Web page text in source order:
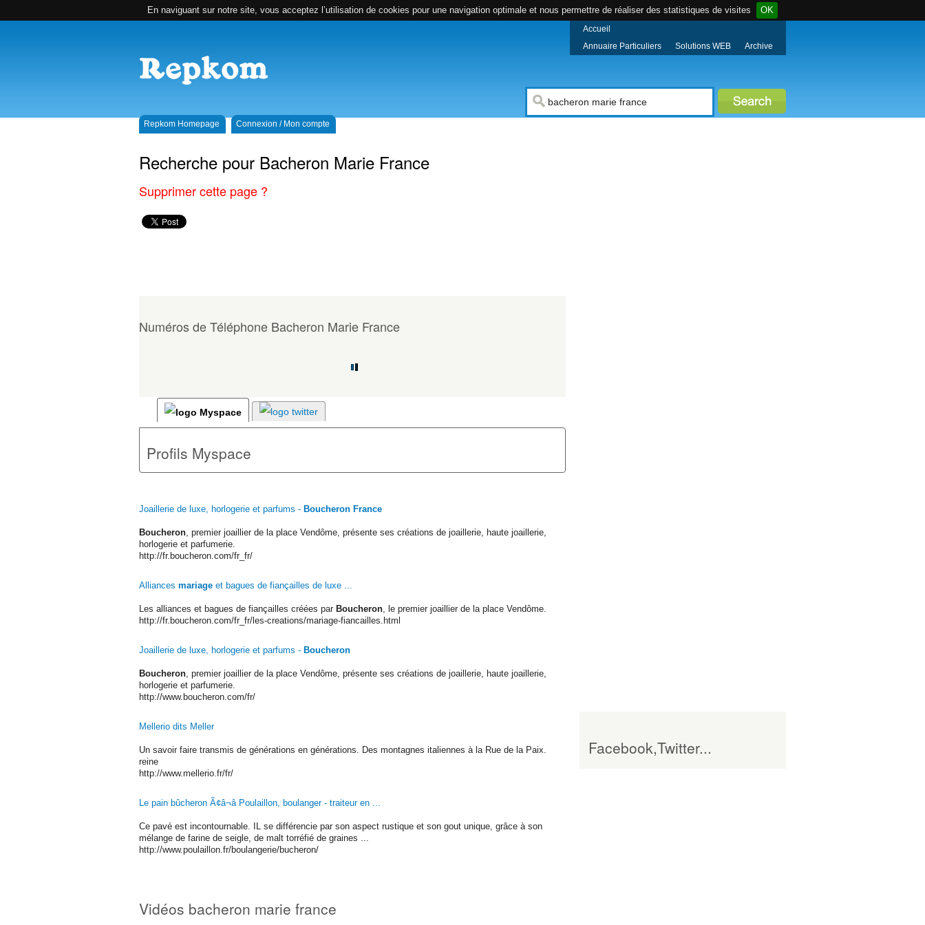
En naviguant sur notre site, vous acceptez l’utilisation de cookies pour une navigation optimale et nous permettre de réaliser des statistiques de visites OK
Accueil
Annuaire Particuliers
Solutions WEB Archive
Repkom Homepage Connexion / Mon compte
Recherche pour Bacheron Marie France
Supprimer cette page ?
Numéros de Téléphone Bacheron Marie France
Profils Myspace
Joaillerie de luxe, horlogerie et parfums - Boucheron France
Boucheron , premier joaillier de la place Vendôme, présente ses créations de joaillerie, haute joaillerie,
horlogerie et parfumerie.
http://fr.boucheron.com/fr_fr/
Alliances mariage et bagues de fiançailles de luxe ...
Les alliances et bagues de fiançailles créées par Boucheron , le premier joaillier de la place Vendôme.
http://fr.boucheron.com/fr_fr/les-creations/mariage-fiancailles.html
Joaillerie de luxe, horlogerie et parfums - Boucheron
Boucheron , premier joaillier de la place Vendôme, présente ses créations de joaillerie, haute joaillerie,
horlogerie et parfumerie.
http://www.boucheron.com/fr/
Mellerio dits Meller
Un savoir faire transmis de générations en générations. Des montagnes italiennes à la Rue de la Paix.
reine
http://www.mellerio.fr/fr/
Le pain bûcheron Ã¢â¬â Poulaillon, boulanger - traiteur en ...
Ce pavé est incontournable. IL se différencie par son aspect rustique et son gout unique, grâce à son
mélange de farine de seigle, de malt torréfié de graines ...
http://www.poulaillon.fr/boulangerie/bucheron/
Vidéos bacheron marie france
Facebook,Twitter...